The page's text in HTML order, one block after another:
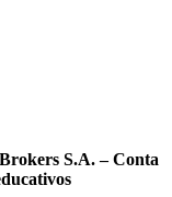
S.A. – Conta